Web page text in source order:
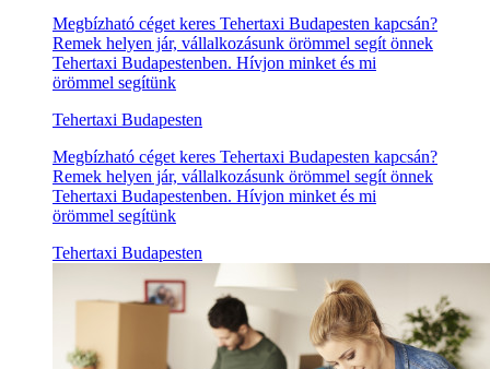
Megbízható céget keres Tehertaxi Budapesten kapcsán?
Remek helyen jár, vállalkozásunk örömmel segít önnek
Tehertaxi Budapestenben. Hívjon minket és mi
örömmel segítünk
Tehertaxi Budapesten
Megbízható céget keres Tehertaxi Budapesten kapcsán?
Remek helyen jár, vállalkozásunk örömmel segít önnek
Tehertaxi Budapestenben. Hívjon minket és mi
örömmel segítünk
Tehertaxi Budapesten